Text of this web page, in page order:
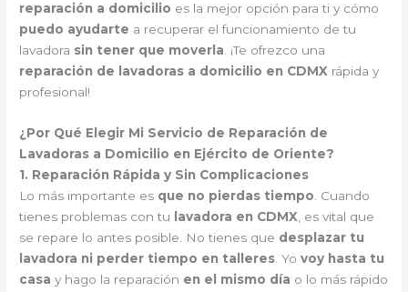
reparación a domicilio es la mejor opción para ti y cómo
puedo ayudarte a recuperar el funcionamiento de tu
lavadora sin tener que moverla . ¡Te ofrezco una
reparación de lavadoras a domicilio en CDMX rápida y
profesional!
¿Por Qué Elegir Mi Servicio de Reparación de
Lavadoras a Domicilio en Ejército de Oriente?
1. Reparación Rápida y Sin Complicaciones
Lo más importante es que no pierdas tiempo . Cuando
tienes problemas con tu
lavadora en CDMX , es vital que
se repare lo antes posible. No tienes que desplazar tu
lavadora ni perder tiempo en talleres . Yovoy hasta tu
casa y hago la reparación en el mismo día o lo más rápido